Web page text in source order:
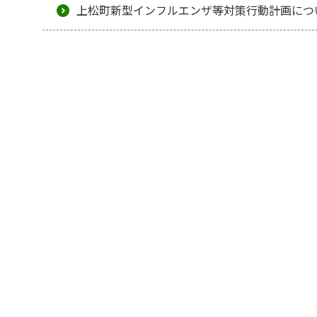
上松町新型インフルエンザ等対策行動計画に